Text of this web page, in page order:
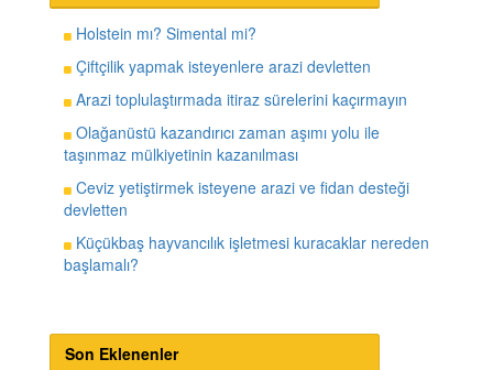
Holstein mı? Simental mi?
Çiftçilik yapmak isteyenlere arazi devletten
Arazi toplulaştırmada itiraz sürelerini kaçırmayın
Olağanüstü kazandırıcı zaman aşımı yolu ile
taşınmaz mülkiyetinin kazanılması
Ceviz yetiştirmek isteyene arazi ve fidan desteği
devletten
Küçükbaş hayvancılık işletmesi kuracaklar nereden
başlamalı?
Son Eklenenler